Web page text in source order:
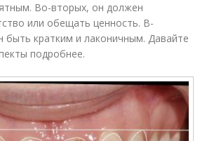
Во-вторых, он должен
или обещать ценность. В-
быть кратким и лаконичным. Давайте
подробнее.